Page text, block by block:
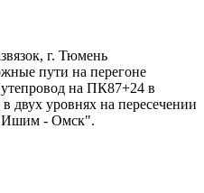
г. Тюмень
пути на перегоне
на ПК87+24 в
двух уровнях на пересечении
Ишим - Омск".